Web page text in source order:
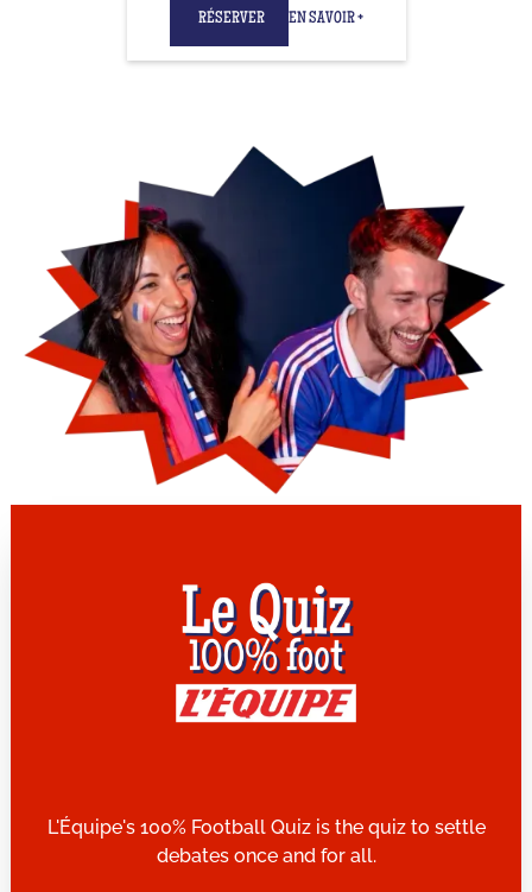
RÉSERVER EN SAVOIR +
L'Équipe's 100% Football Quiz is the quiz to settle
debates once and for all.